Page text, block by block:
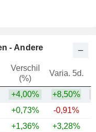
- Andere
Verschil
(%)
Varia. 5d.
+4,00% +8,50%
+0,73% -0,91%
+1,36% +3,28%